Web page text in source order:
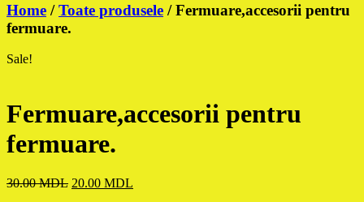
Home /Toate produsele / Fermuare,accesorii pentru
fermuare.
Sale!
Fermuare,accesorii pentru
fermuare.
30.00MDL Original
20.00 MDL